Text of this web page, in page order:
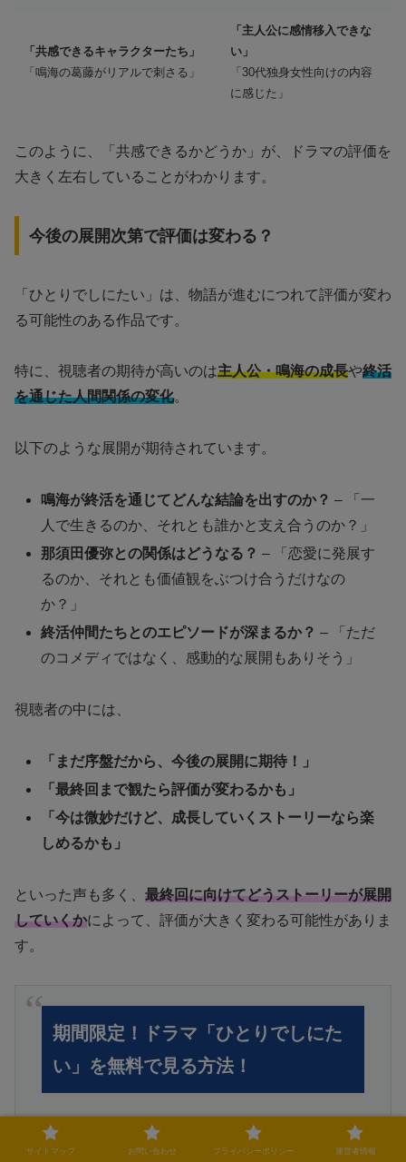
「共感できるキャラクターたち」
「鳴海の葛藤がリアルで刺さる」
「主人公に感情移入できな
い」
「30代独身女性向けの内容
に感じた」
このように、「共感できるかどうか」が、ドラマの評価を
大きく左右していることがわかります。
今後の展開次第で評価は変わる？
「ひとりでしにたい」は、物語が進むにつれて評価が変わ
る可能性のある作品です。
特に、視聴者の期待が高いのは主人公・鳴海の成長や終活
を通じた人間関係の変化。
以下のような展開が期待されています。
鳴海が終活を通じてどんな結論を出すのか？ – 「一
人で生きるのか、それとも誰かと支え合うのか？」
那須田優弥との関係はどうなる？ – 「恋愛に発展す
るのか、それとも価値観をぶつけ合うだけなの
か？」
終活仲間たちとのエピソードが深まるか？ – 「ただ
のコメディではなく、感動的な展開もありそう」
視聴者の中には、
「まだ序盤だから、今後の展開に期待！」
「最終回まで観たら評価が変わるかも」
「今は微妙だけど、成長していくストーリーなら楽
しめるかも」
といった声も多く、 最終回に向けてどうストーリーが展開
していくかによって、評価が大きく変わる可能性がありま
す。
期間限定！ドラマ「ひとりでしにた
い」を無料で見る方法！
ドラマ「ひとりでしにたい」を見逃した！
サイトマップ お問い合わせ プライバシーポリシー 運営者情報